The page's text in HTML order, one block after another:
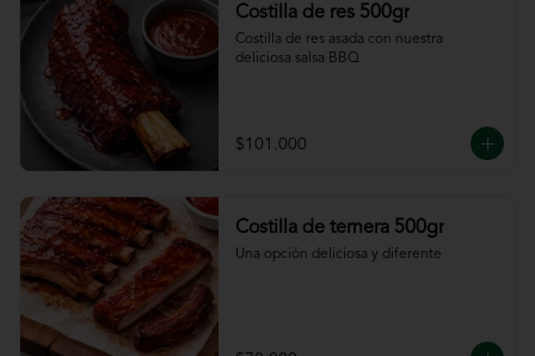
Costilla de res 500gr
Costilla de res asada con nuestra
deliciosa salsa BBQ
$101.000
Costilla de ternera 500gr
Una opción deliciosa y diferente